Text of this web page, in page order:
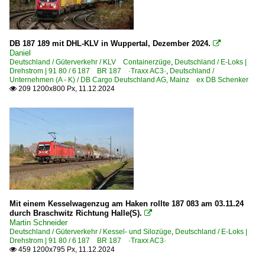
DB 187 189 mit DHL-KLV in Wuppertal, Dezember 2024. 
Daniel
Deutschland / Güterverkehr / KLV Containerzüge Deutschland / E-Loks |
Drehstrom | 91 80 / 6 187 BR 187 ·Traxx AC3· Deutschland /
Unternehmen (A - K) / DB Cargo Deutschland AG, Mainz ex DB Schenker
 209 1200x800 Px, 11.12.2024
Mit einem Kesselwagenzug am Haken rollte 187 083 am 03.11.24
durch Braschwitz Richtung Halle(S). 
Martin Schneider
Deutschland / Güterverkehr / Kessel- und Silozüge Deutschland / E-Loks |
Drehstrom | 91 80 / 6 187 BR 187 ·Traxx AC3·
 459 1200x795 Px, 11.12.2024